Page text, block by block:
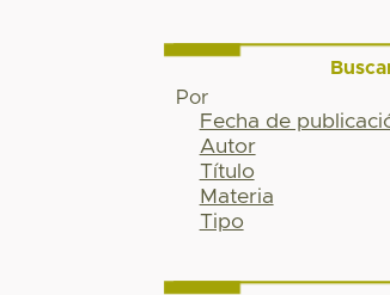
Por
Fecha de
Autor
Título
Materia
Tipo